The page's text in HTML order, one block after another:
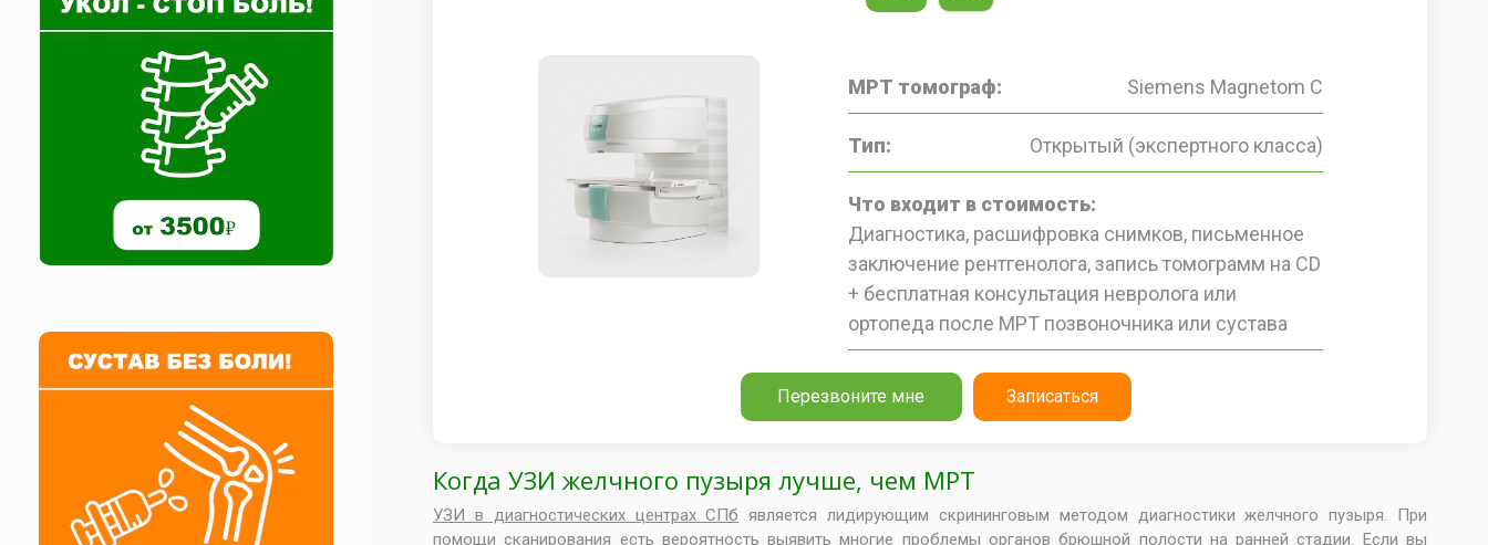
МРТ томограф: Siemens Magnetom C
Тип: Открытый (экспертного класса)
Что входит в стоимость:
Диагностика, расшифровка снимков, письменное
заключение рентгенолога, запись томограмм на CD
+ бесплатная консультация невролога или
ортопеда после МРТ позвоночника или сустава
Перезвоните мне Записаться
Когда УЗИ желчного пузыря лучше, чем МРТ
УЗИ в диагностических центрах СПб является лидирующим скрининговым методом диагностики желчного пузыря. При
помощи сканирования есть вероятность выявить многие проблемы органов брюшной полости на ранней стадии. Если вы